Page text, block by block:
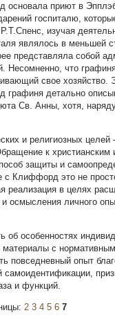
приют в
госпиталю,
изучая
являлось в меньшей
представляла собой
Несомненно, что
свое хозяйство.
графиня детально
Св. Анны, хотя,
и религиозных
к христианским
защиты и
с Клиффорд это не
реализация в целях
осмысления личного
особенностях
с
повседневный опыт
самоидентификации,
и функций.
2 3 4 5 6 7